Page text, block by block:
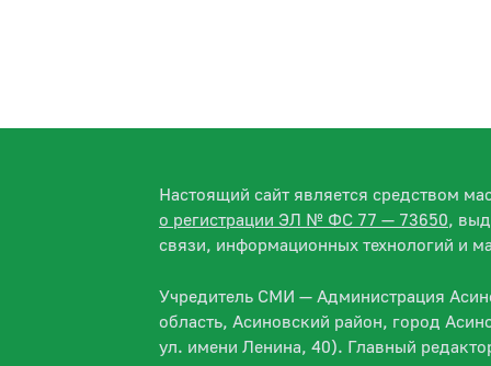
Настоящий сайт является средством
о регистрации ЭЛ № ФС 77 — 73650,
связи, информационных технологий и
Учредитель СМИ — Администрация
область, Асиновский район, город
ул. имени Ленина, 40). Главный